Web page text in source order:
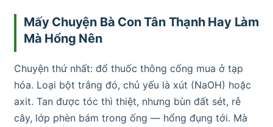
Mấy Chuyện Bà Con Tân Thạnh Hay Làm
Mà Hổng Nên
Chuyện thứ nhất: đổ thuốc thông cống mua ở tạp
hóa. Loại bột trắng đó, chủ yếu là xút (NaOH) hoặc
axit. Tan được tóc thì thiệt, nhưng bùn đất sét, rễ
cây, lớp phèn bám trong ống — hổng đụng tới. Mà